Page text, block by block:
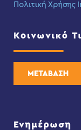
Πολιτική Χρήσης
Κοινωνικό
ΜΕΤΑΒΑΣΗ
Ενημέρωση